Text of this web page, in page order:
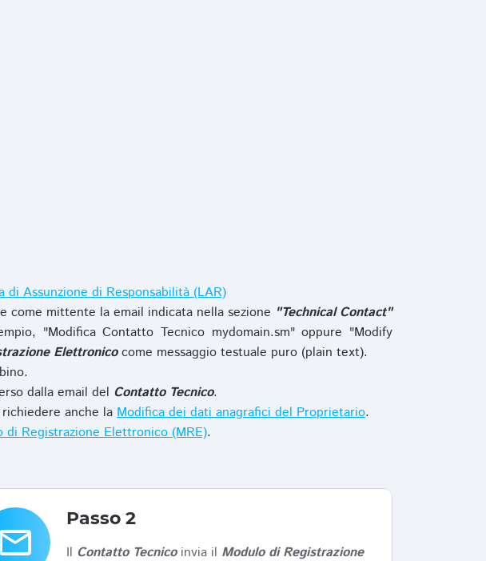
di Assunzione di Responsabilità (LAR)
come mittente la email indicata nella sezione "Technical Contact"
"Modifica Contatto Tecnico mydomain.sm" oppure "Modify
Elettronicocome messaggio testuale puro (plain text).
dalla email del Contatto Tecnico.
anche la Modifica dei dati anagrafici del Proprietario.
di Registrazione Elettronico (MRE).
email
Passo 2
Il Contatto Tecnicoinvia il Modulo di Registrazione